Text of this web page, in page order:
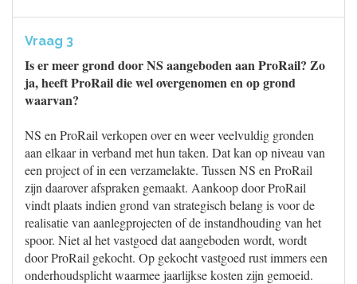
Vraag 3
Is er meer grond door NS aangeboden aan ProRail? Zo
ja, heeft ProRail die wel overgenomen en op grond
waarvan?
NS en ProRail verkopen over en weer veelvuldig gronden
aan elkaar in verband met hun taken. Dat kan op niveau van
een project of in een verzamelakte. Tussen NS en ProRail
zijn daarover afspraken gemaakt. Aankoop door ProRail
vindt plaats indien grond van strategisch belang is voor de
realisatie van aanlegprojecten of de instandhouding van het
spoor. Niet al het vastgoed dat aangeboden wordt, wordt
door ProRail gekocht. Op gekocht vastgoed rust immers een
onderhoudsplicht waarmee jaarlijkse kosten zijn gemoeid.